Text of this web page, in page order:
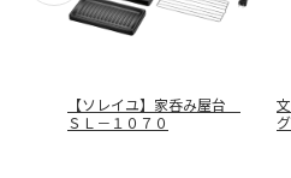
【ソレイユ】家呑み屋台
ＳＬ－１０７０